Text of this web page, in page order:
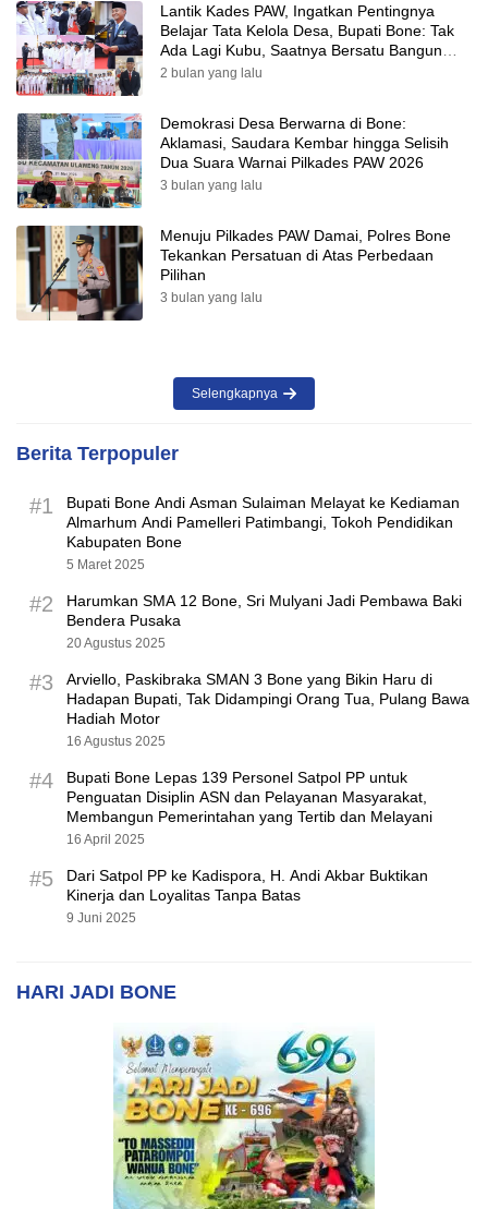
Lantik Kades PAW, Ingatkan Pentingnya
Belajar Tata Kelola Desa, Bupati Bone: Tak
Ada Lagi Kubu, Saatnya Bersatu Bangun
Desa
2 bulan yang lalu
Demokrasi Desa Berwarna di Bone:
Aklamasi, Saudara Kembar hingga Selisih
Dua Suara Warnai Pilkades PAW 2026
3 bulan yang lalu
Menuju Pilkades PAW Damai, Polres Bone
Tekankan Persatuan di Atas Perbedaan
Pilihan
3 bulan yang lalu
Selengkapnya
Berita Terpopuler
#1
Bupati Bone Andi Asman Sulaiman Melayat ke Kediaman
Almarhum Andi Pamelleri Patimbangi, Tokoh Pendidikan
Kabupaten Bone
5 Maret 2025
#2
Harumkan SMA 12 Bone, Sri Mulyani Jadi Pembawa Baki
Bendera Pusaka
20 Agustus 2025
#3
Arviello, Paskibraka SMAN 3 Bone yang Bikin Haru di
Hadapan Bupati, Tak Didampingi Orang Tua, Pulang Bawa
Hadiah Motor
16 Agustus 2025
#4
Bupati Bone Lepas 139 Personel Satpol PP untuk
Penguatan Disiplin ASN dan Pelayanan Masyarakat,
Membangun Pemerintahan yang Tertib dan Melayani
16 April 2025
#5
Dari Satpol PP ke Kadispora, H. Andi Akbar Buktikan
Kinerja dan Loyalitas Tanpa Batas
9 Juni 2025
HARI JADI BONE